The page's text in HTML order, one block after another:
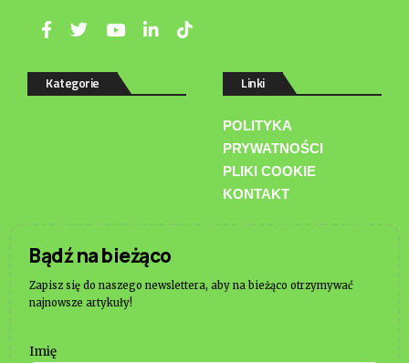
Kategorie Linki
POLITYKA
PRYWATNOŚCI
PLIKI COOKIE
KONTAKT
Bądź na bieżąco
Zapisz się do naszego newslettera, aby na bieżąco otrzymywać
najnowsze artykuły!
Imię